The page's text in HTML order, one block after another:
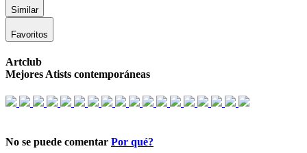
Similar
Favoritos
Artclub
Mejores Atists contemporáneas
No se puede comentar Por qué?